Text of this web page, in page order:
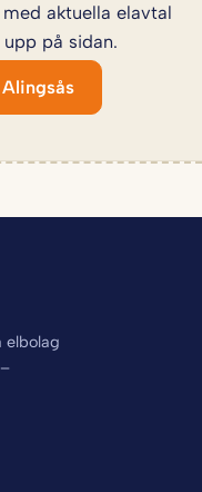
aktuella elavtal
på sidan.
elbolag